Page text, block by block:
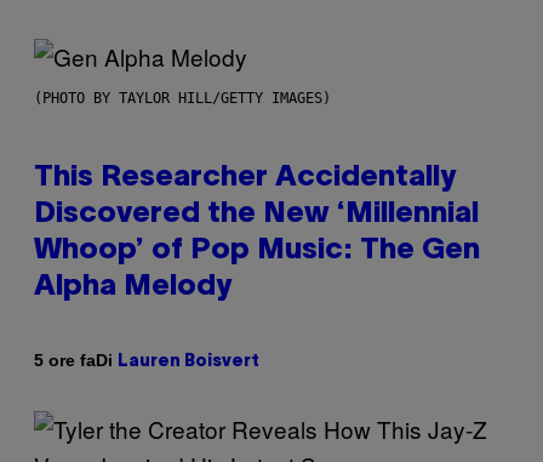
(PHOTO BY TAYLOR HILL/GETTY IMAGES)
This Researcher Accidentally
Discovered the New ‘Millennial
Whoop’ of Pop Music: The Gen
Alpha Melody
5 ore faDi Lauren Boisvert